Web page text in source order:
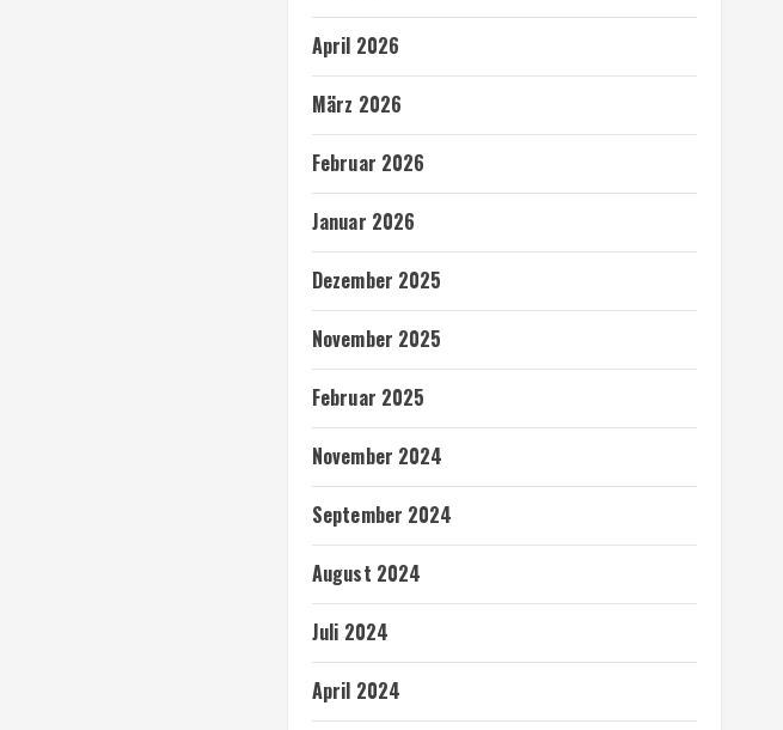
April 2026
März 2026
Februar 2026
Januar 2026
Dezember 2025
November 2025
Februar 2025
November 2024
September 2024
August 2024
Juli 2024
April 2024